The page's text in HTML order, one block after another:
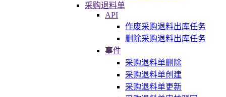
采购退料单
API
作废采购退料出库任务
删除采购退料出库任务
事件
采购退料单删除
采购退料单创建
采购退料单更新